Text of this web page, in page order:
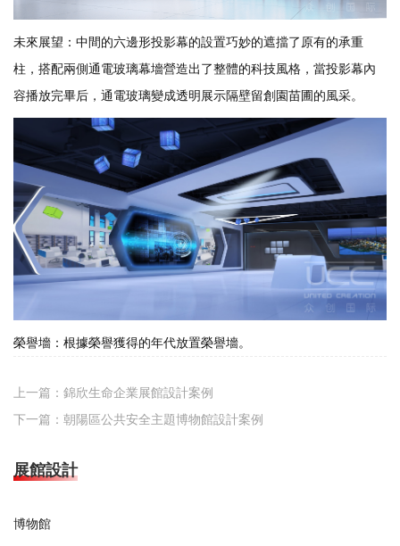
未來展望：中間的六邊形投影幕的設置巧妙的遮擋了原有的承重
柱，搭配兩側通電玻璃幕墻營造出了整體的科技風格，當投影幕內
容播放完畢后，通電玻璃變成透明展示隔壁留創園苗圃的風采。
榮譽墻：根據榮譽獲得的年代放置榮譽墻。
上一篇： 錦欣生命企業展館設計案例
下一篇： 朝陽區公共安全主題博物館設計案例
展館設計
博物館